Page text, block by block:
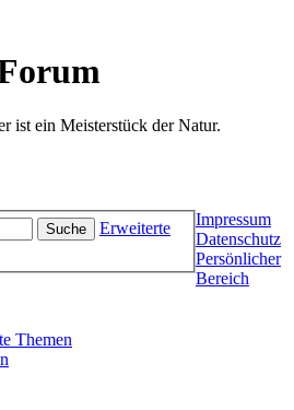
ist ein Meisterstück der Natur.
Impressum
Datenschutz
Persönlicher
Bereich
Suche
Erweiterte
Themen